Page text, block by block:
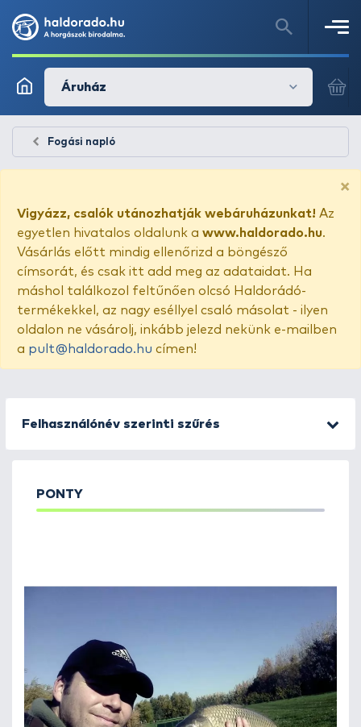
Áruház
Fogási napló
×
Vigyázz, csalók utánozhatják webáruházunkat! Az
egyetlen hivatalos oldalunk a www.haldorado.hu.
Vásárlás előtt mindig ellenőrizd a böngésző
címsorát, és csak itt add meg az adataidat. Ha
máshol találkozol feltűnően olcsó Haldorádó-
termékekkel, az nagy eséllyel csaló másolat - ilyen
oldalon ne vásárolj, inkább jelezd nekünk e-mailben
a pult@haldorado.hu címen!
Felhasználónév szerinti szűrés
PONTY